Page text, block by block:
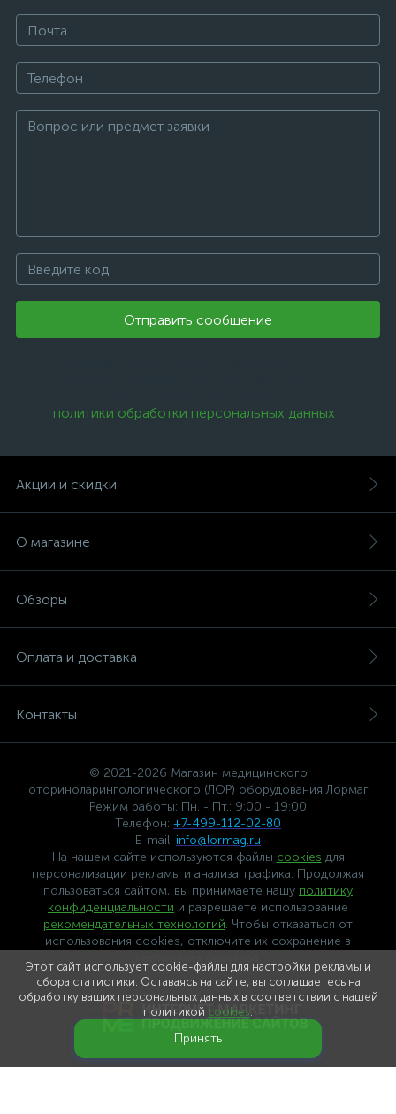
Отправить сообщение
политики обработки персональных данных
Акции и скидки
О магазине
Обзоры
Оплата и доставка
Контакты
© 2021-2026 Магазин медицинского
оториноларингологического (ЛОР) оборудования Лормаг
Режим работы: Пн. - Пт.: 9:00 - 19:00
Телефон: +7-499-112-02-80
E-mail: info@lormag.ru
На нашем сайте используются файлы cookies для
персонализации рекламы и анализа трафика. Продолжая
пользоваться сайтом, вы принимаете нашу политику
конфиденциальности и разрешаете использование
рекомендательных технологий. Чтобы отказаться от
использования cookies, отключите их сохранение в
Этот сайт использует cookie-файлы для настройки рекламы и
сбора статистики. Оставаясь на сайте, вы соглашаетесь на
обработку ваших персональных данных в соответствии с нашей
политикой cookies.
Принять